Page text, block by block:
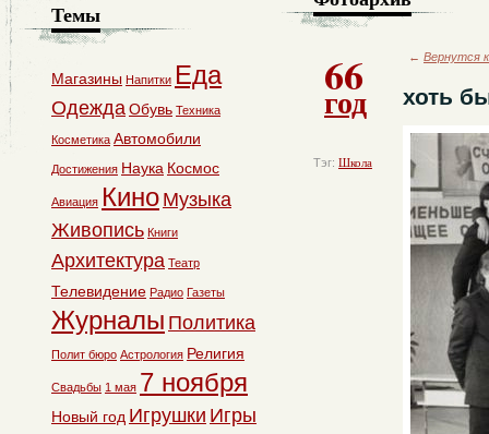
66
год
Тэг: Школа
← Вернутся
хоть
Темы
Магазины Напитки Еда
ОдеждаОбувь Техника
Косметика Автомобили
Достижения Наука Космос
Авиация Кино Музыка
Живопись Книги
Архитектура Театр
Телевидение Радио Газеты
Журналы Политика
Полит бюро Астрология Религия
Свадьбы 1 мая 7 ноября
Новый год Игрушки Игры